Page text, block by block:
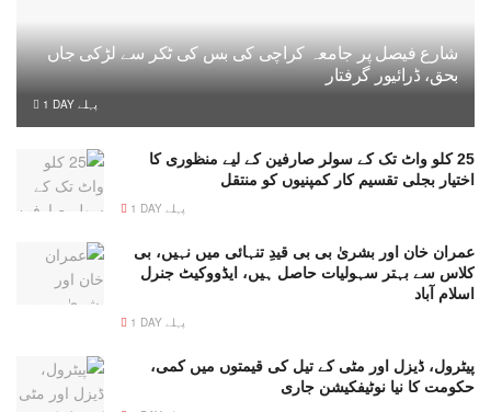
شارع فیصل پر جامعہ کراچی کی بس کی ٹکر سے لڑکی جاں
بحق، ڈرائیور گرفتار
1 DAY پہلے
25 کلو واٹ تک کے سولر صارفین کے لیے منظوری کا
اختیار بجلی تقسیم کار کمپنیوں کو منتقل
1 DAY پہلے
عمران خان اور بشریٰ بی بی قیدِ تنہائی میں نہیں، بی
کلاس سے بہتر سہولیات حاصل ہیں، ایڈووکیٹ جنرل
اسلام آباد
1 DAY پہلے
پیٹرول، ڈیزل اور مٹی کے تیل کی قیمتوں میں کمی،
حکومت کا نیا نوٹیفکیشن جاری